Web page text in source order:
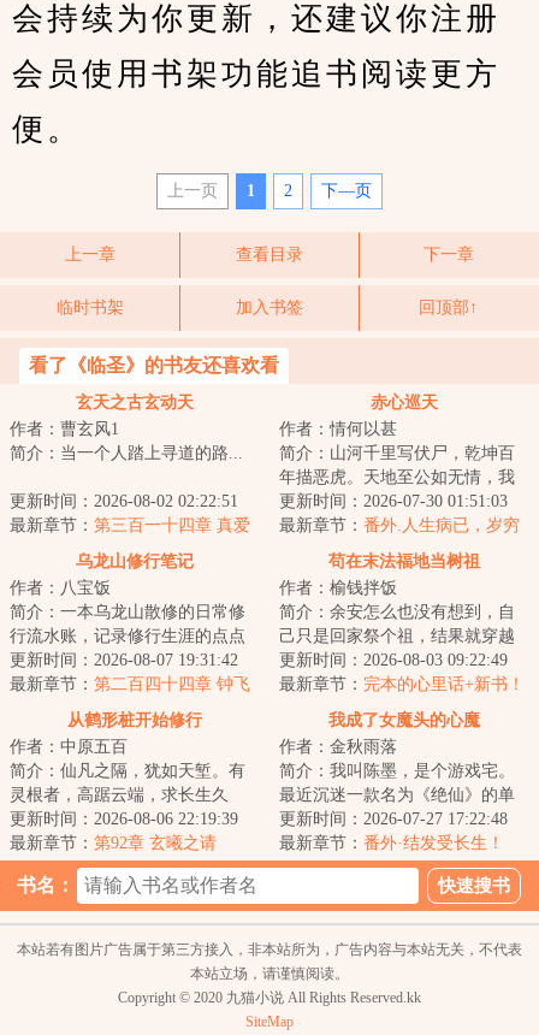
会持续为你更新，还建议你注册
会员使用书架功能追书阅读更方
便。
上一页 1 2 下—页
上一章 查看目录 下一章
临时书架 加入书签 回顶部↑
看了《临圣》的书友还喜欢看
玄天之古玄动天
作者：曹玄风1
简介：当一个人踏上寻道的路...
更新时间：2026-08-02 02:22:51
最新章节： 第三百一十四章 真爱
赤心巡天
作者：情何以甚
简介：山河千里写伏尸，乾坤百
年描恶虎。天地至公如无情，我
有赤心一颗，以巡天。欢迎来
到，情何以甚的仙...
更新时间：2026-07-30 01:51:03
最新章节： 番外.人生病已，岁穷
乌龙山修行笔记
作者：八宝饭
简介：一本乌龙山散修的日常修
行流水账，记录修行生涯的点点
滴滴......女怕嫁错郎，男怕入错
行，既然一开...
更新时间：2026-08-07 19:31:42
最新章节： 第二百四十四章 钟飞
苟在末法福地当树祖
作者：榆钱拌饭
简介：余安怎么也没有想到，自
己只是回家祭个祖，结果就穿越
了。关键是，他化身成了一棵稀
有种榆树。而这...
更新时间：2026-08-03 09:22:49
最新章节： 完本的心里话+新书！
从鹤形桩开始修行
作者：中原五百
简介：仙凡之隔，犹如天堑。有
灵根者，高踞云端，求长生久
视；无灵根者，命如草芥，于红
尘老死。夏冬本是...
更新时间：2026-08-06 22:19:39
最新章节： 第92章 玄曦之请
我成了女魔头的心魔
作者：金秋雨落
简介：我叫陈墨，是个游戏宅。
最近沉迷一款名为《绝仙》的单
机游戏，并且开挂虐了最终
BOSS【玉贵妃】上百...
更新时间：2026-07-27 17:22:48
最新章节： 番外·结发受长生！
书名：
本站若有图片广告属于第三方接入，非本站所为，广告内容与本站无关，不代表
本站立场，请谨慎阅读。
Copyright © 2020 九猫小说 All Rights Reserved.kk
SiteMap